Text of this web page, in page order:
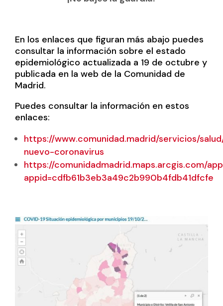
En los enlaces que figuran más abajo puedes
consultar la información sobre el estado
epidemiológico actualizada a 19 de octubre y
publicada en la web de la Comunidad de
Madrid.
Puedes consultar la información en estos
enlaces:
https://www.comunidad.madrid/servicios/
nuevo-coronavirus
https://comunidadmadrid.maps.arcgis.com/
appid=cdfb61b3eb3a49c2b990b4fdb41dfcfe